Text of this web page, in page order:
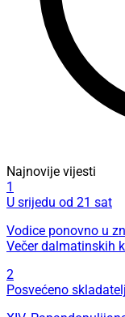
Najnovije vijesti
1
U srijedu od 21 sat
Vodice ponovno u
Večer dalmatinskih
2
Posvećeno